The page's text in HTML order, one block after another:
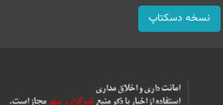
نسخه دسکتاپ